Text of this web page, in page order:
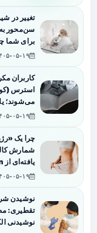
تغییر در
سن‌محور
برای شما
۱۴۰۵-۰۵-
کاربران
استرس
می‌شوند؛
۱۴۰۵-۰۵-
چرا یک
شمارش
یافته‌ای از JAMA Network Open
۱۴۰۵-۰۵-
نوشیدن
تقطیری:
نوشیدنی